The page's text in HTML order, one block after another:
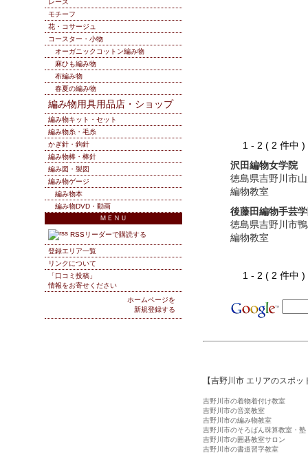
1 - 2 ( 2 件
沢田編物女学院
徳島県吉野川市
編物教室
後藤田編物手芸
徳島県吉野川市
編物教室
1 - 2 ( 2 件
【吉野川市 エリアのスポッ
吉野川市の着物着付け教室
吉野川市の音楽教室
吉野川市の編み物教室
吉野川市のそろばん珠算教室・塾
吉野川市の囲碁教室サロン
吉野川市の書道習字教室
レース
モチーフ
花・コサージュ
コースター・小物
オーガニックコットン編み物
麻ひも編み物
布編み物
春夏の編み物
編み物用具用品店・ショップ
編み物キット・セット
編み物糸・毛糸
かぎ針・鉤針
編み物棒・棒針
編み図・製図
編み物ゲージ
編み物本
編み物DVD・動画
ＭＥＮＵ
RSSリーダーで購読する
登録エリア一覧
リンクについて
「口コミ投稿」
情報をお寄せください
ホームページを
新規登録する